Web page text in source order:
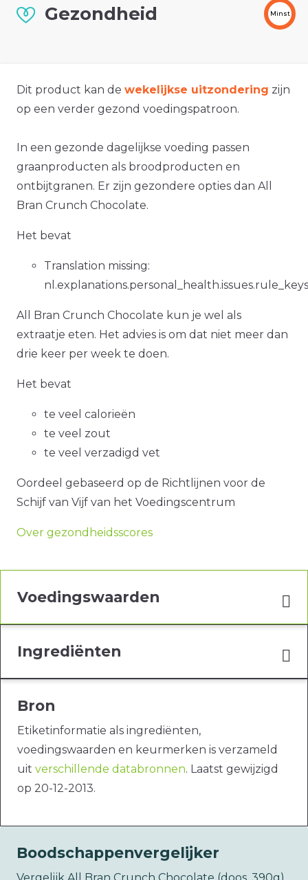
Gezondheid Minst
Dit product kan de wekelijkse uitzondering zijn
op een verder gezond voedingspatroon.
In een gezonde dagelijkse voeding passen
graanproducten als broodproducten en
ontbijtgranen. Er zijn gezondere opties dan All
Bran Crunch Chocolate.
Het bevat
Translation missing:
All Bran Crunch Chocolate kun je wel als
extraatje eten. Het advies is om dat niet meer dan
drie keer per week te doen.
Het bevat
te veel calorieën
te veel zout
te veel verzadigd vet
Oordeel gebaseerd op de Richtlijnen voor de
Schijf van Vijf van het Voedingscentrum
Over gezondheidsscores
Voedingswaarden
Ingrediënten
Bron
Etiketinformatie als ingrediënten,
voedingswaarden en keurmerken is verzameld
uit verschillende databronnen. Laatst gewijzigd
op 20-12-2013.
Boodschappenvergelijker